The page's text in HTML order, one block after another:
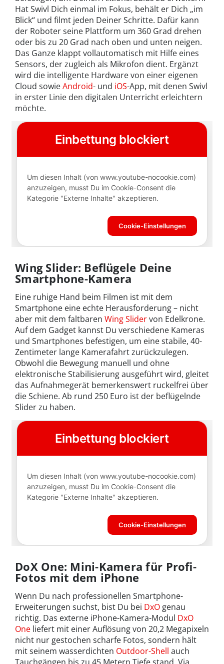
Hat Swivl Dich einmal im Fokus, behält er Dich „im
Blick“ und filmt jeden Deiner Schritte. Dafür kann
der Roboter seine Plattform um 360 Grad drehen
oder bis zu 20 Grad nach oben und unten neigen.
Das Ganze klappt vollautomatisch mit Hilfe eines
Sensors, der zugleich als Mikrofon dient. Ergänzt
wird die intelligente Hardware von einer eigenen
Cloud sowieAndroid- und iOS-App, mit denen Swivl
in erster Linie den digitalen Unterricht erleichtern
möchte.
Wing Slider: Beflügele Deine
Smartphone-Kamera
Eine ruhige Hand beim Filmen ist mit dem
Smartphone eine echte Herausforderung – nicht
aber mit dem faltbaren Wing Slidervon Edelkrone.
Auf dem Gadget kannst Du verschiedene Kameras
und Smartphones befestigen, um eine stabile, 40-
Zentimeter lange Kamerafahrt zurückzulegen.
Obwohl die Bewegung manuell und ohne
elektronische Stabilisierung ausgeführt wird, gleitet
das Aufnahmegerät bemerkenswert ruckelfrei über
die Schiene. Ab rund 250 Euro ist der beflügelnde
Slider zu haben.
DoX One: Mini-Kamera für Profi-
Fotos mit dem iPhone
Wenn Du nach professionellen Smartphone-
Erweiterungen suchst, bist Du bei DxO genau
richtig. Das externe iPhone-Kamera-Modul DxO
One liefert mit einer Auflösung von 20,2 Megapixeln
nicht nur gestochen scharfe Fotos, sondern hält
mit seinem wasserdichten Outdoor-Shell auch